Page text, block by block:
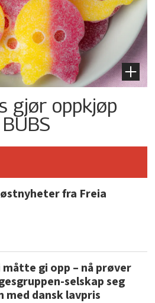
gjør oppkjøp
fra Freia
måtte gi opp – nå prøver
selskap seg
med dansk lavpris